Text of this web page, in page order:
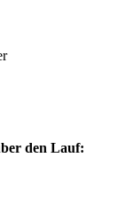
den Lauf: